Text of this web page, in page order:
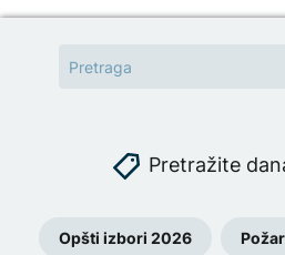
Pretražite
Opšti izbori 2026